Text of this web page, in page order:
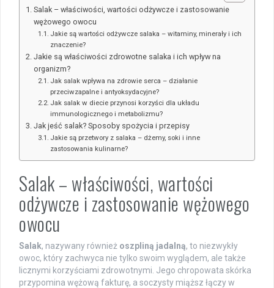
Salak – właściwości, wartości odżywcze i zastosowanie
wężowego owocu
Jakie są wartości odżywcze salaka – witaminy, minerały i ich
znaczenie?
Jakie są właściwości zdrowotne salaka i ich wpływ na
organizm?
Jak salak wpływa na zdrowie serca – działanie
przeciwzapalne i antyoksydacyjne?
Jak salak w diecie przynosi korzyści dla układu
immunologicznego i metabolizmu?
Jak jeść salak? Sposoby spożycia i przepisy
Jakie są przetwory z salaka – dżemy, soki i inne
zastosowania kulinarne?
Salak – właściwości, wartości
odżywcze i zastosowanie wężowego
owocu
Salak, nazywany również oszpliną jadalną, to niezwykły
owoc, który zachwyca nie tylko swoim wyglądem, ale także
licznymi korzyściami zdrowotnymi. Jego chropowata skórka
przypomina wężową fakturę, a soczysty miąższ łączy w